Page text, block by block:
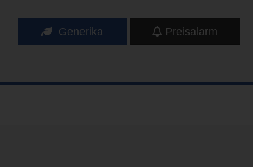
Generika Preisalarm